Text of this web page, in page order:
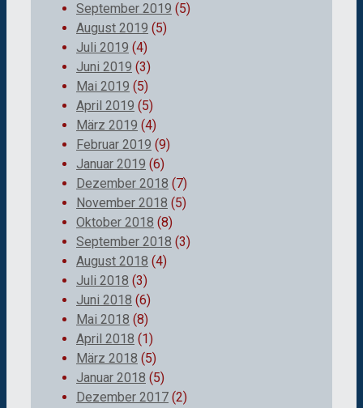
September 2019 (5)
August 2019 (5)
Juli 2019 (4)
Juni 2019 (3)
Mai 2019 (5)
April 2019 (5)
März 2019 (4)
Februar 2019 (9)
Januar 2019 (6)
Dezember 2018 (7)
November 2018 (5)
Oktober 2018 (8)
September 2018 (3)
August 2018 (4)
Juli 2018 (3)
Juni 2018 (6)
Mai 2018 (8)
April 2018 (1)
März 2018 (5)
Januar 2018 (5)
Dezember 2017 (2)